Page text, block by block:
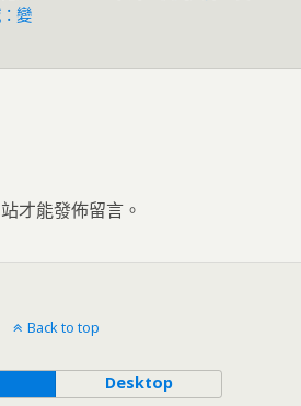
變
才能發佈留言。
Back to top
Desktop